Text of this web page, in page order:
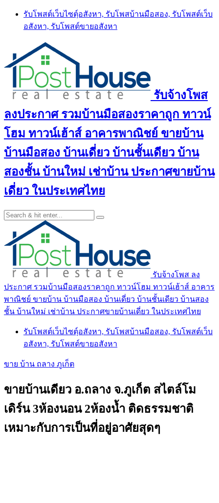
Skip
content
รับโพสต์เว็บไซตฺ์อสังหา, รับโพสบ้านมือสอง, รับโพสต์เว็บ
อสังหา, รับโพสต์ขายอสังหา
รับจ้างโพส
ลงประกาศ รวมบ้านมือสองราคาถูก ทาวน์
โฮม ทาวน์เฮ้าส์ อาคารพาณิชย์ ขายบ้าน
บ้านมือสอง บ้านเดี่ยว บ้านชั้นเดียว บ้าน
สองชั้น บ้านใหม่ เช่าบ้าน ประกาศขายบ้าน
เดี่ยว ในประเทศไทย
รับจ้างโพส ลง
ประกาศ รวมบ้านมือสองราคาถูก ทาวน์โฮม ทาวน์เฮ้าส์ อาคาร
พาณิชย์ ขายบ้าน บ้านมือสอง บ้านเดี่ยว บ้านชั้นเดียว บ้านสอง
ชั้น บ้านใหม่ เช่าบ้าน ประกาศขายบ้านเดี่ยว ในประเทศไทย
รับโพสต์เว็บไซตฺ์อสังหา, รับโพสบ้านมือสอง, รับโพสต์เว็บ
อสังหา, รับโพสต์ขายอสังหา
ขาย บ้าน ถลาง ภูเก็ต
ขายบ้านเดียว อ.ถลาง จ.ภูเก็ต สไตล์โม
เดิร์น 3ห้องนอน 2ห้องน้ำ ติดธรรมชาติ
เหมาะกับการเป็นที่อยู่อาศัยสุดๆ